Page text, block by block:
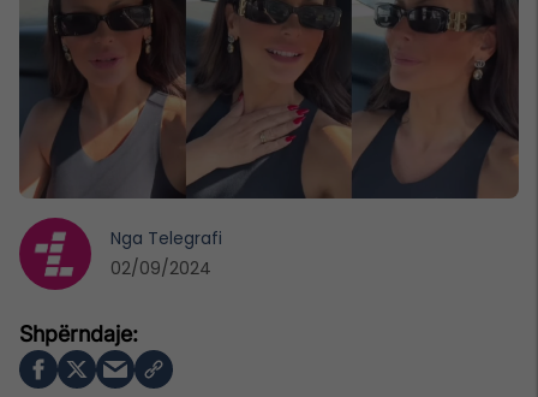
Nga Telegrafi
02/09/2024